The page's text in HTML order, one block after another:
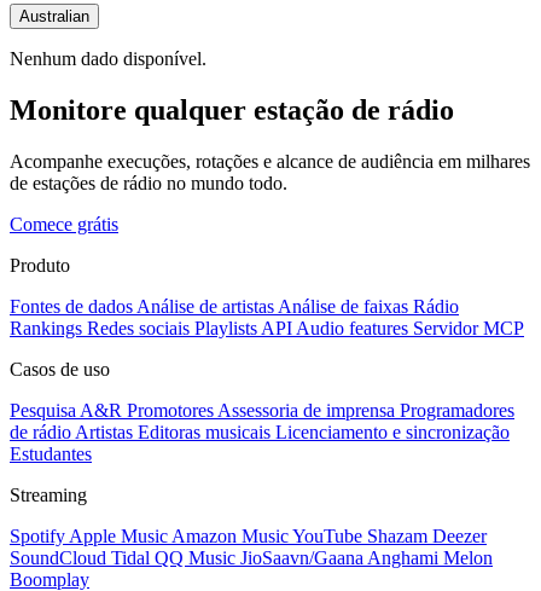
Australian
Nenhum dado disponível.
Monitore qualquer estação de rádio
Acompanhe execuções, rotações e alcance de audiência em milhares
de estações de rádio no mundo todo.
Comece grátis
Produto
Fontes de dados Análise de artistas Análise de faixas Rádio
Rankings Redes sociais Playlists API Audio features Servidor MCP
Casos de uso
Pesquisa A&R Promotores Assessoria de imprensa Programadores
de rádio Artistas Editoras musicais Licenciamento e sincronização
Estudantes
Streaming
Spotify Apple Music Amazon MusicYouTube Shazam Deezer
SoundCloud Tidal QQ Music JioSaavn/Gaana Anghami Melon
Boomplay